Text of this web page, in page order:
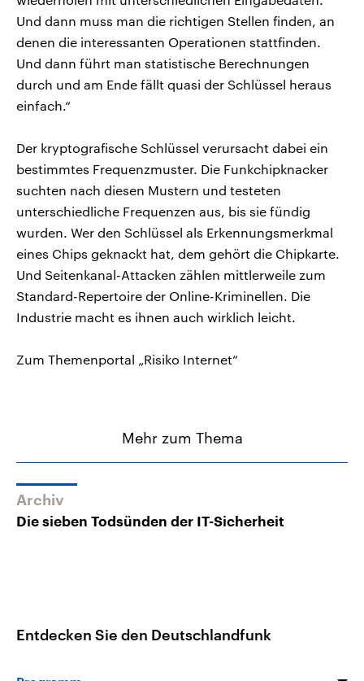
Und dann muss man die richtigen Stellen finden, an
denen die interessanten Operationen stattfinden.
Und dann führt man statistische Berechnungen
durch und am Ende fällt quasi der Schlüssel heraus
einfach.“
Der kryptografische Schlüssel verursacht dabei ein
bestimmtes Frequenzmuster. Die Funkchipknacker
suchten nach diesen Mustern und testeten
unterschiedliche Frequenzen aus, bis sie fündig
wurden. Wer den Schlüssel als Erkennungsmerkmal
eines Chips geknackt hat, dem gehört die Chipkarte.
Und Seitenkanal-Attacken zählen mittlerweile zum
Standard-Repertoire der Online-Kriminellen. Die
Industrie macht es ihnen auch wirklich leicht.
Zum Themenportal „Risiko Internet“
Mehr zum Thema
Archiv
Die sieben Todsünden der IT-Sicherheit
Entdecken Sie den Deutschlandfunk